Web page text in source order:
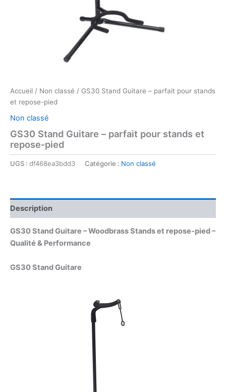
Accueil / Non classé / GS30 Stand Guitare – parfait pour stands
et repose-pied
Non classé
GS30 Stand Guitare – parfait pour stands et
repose-pied
UGS : df468ea3bdd3 Catégorie : Non classé
Description
GS30 Stand Guitare – Woodbrass Stands et repose-pied –
Qualité & Performance
GS30 Stand Guitare